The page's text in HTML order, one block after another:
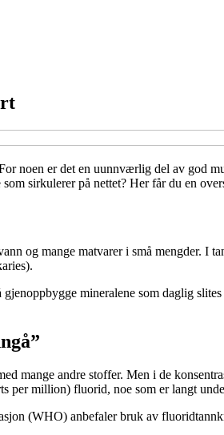
noen er det en uunnværlig del av god
sirkulerer på nettet? Her får du en
og mange matvarer i små mengder. I
mineralene som daglig
mange andre stoffer. Men i de
per million) fluorid, noe som er langt
(WHO) anbefaler bruk av